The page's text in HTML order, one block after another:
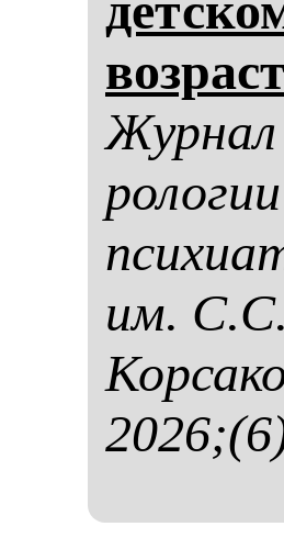
им. С.С.